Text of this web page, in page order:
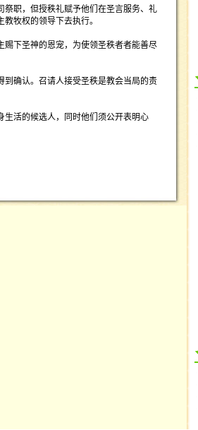
职，但授秩礼赋予他们在圣言服务、礼
牧权的领导下去执行。
下圣神的恩宠，为使领圣秩者者能善尽
确认。召请人接受圣秩是教会当局的责
生活的候选人，同时他们须公开表明心